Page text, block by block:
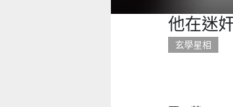
他在迷
玄學星相